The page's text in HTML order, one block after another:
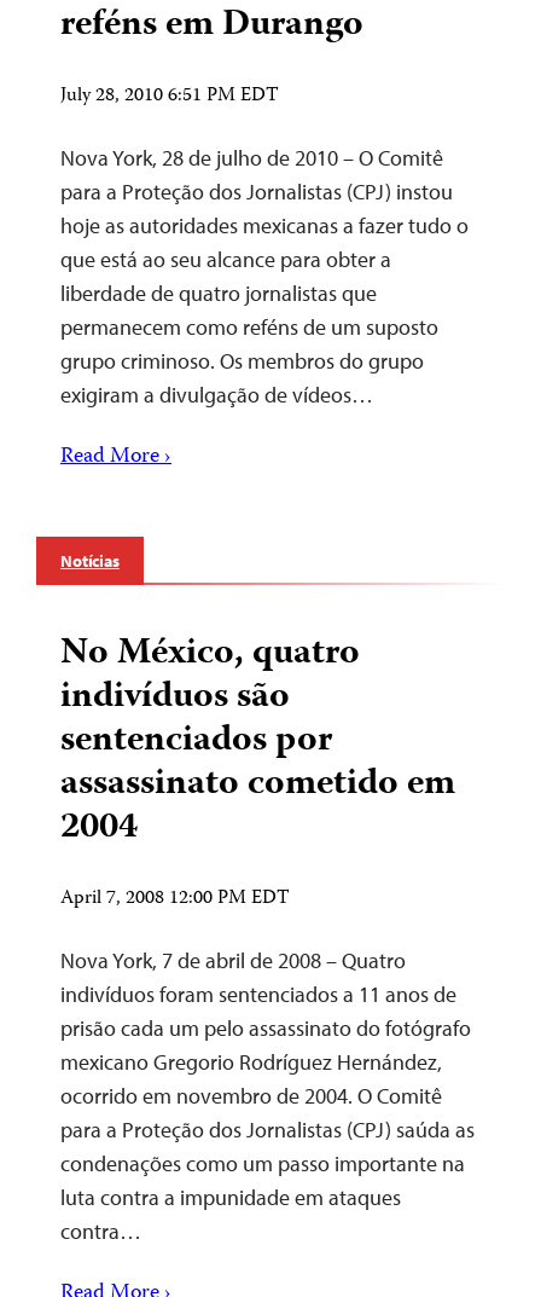
reféns em Durango
July 28, 2010 6:51 PM EDT
Nova York, 28 de julho de 2010 – O Comitê
para a Proteção dos Jornalistas (CPJ) instou
hoje as autoridades mexicanas a fazer tudo o
que está ao seu alcance para obter a
liberdade de quatro jornalistas que
permanecem como reféns de um suposto
grupo criminoso. Os membros do grupo
exigiram a divulgação de vídeos…
Read More ›
Notícias
No México, quatro
indivíduos são
sentenciados por
assassinato cometido em
2004
April 7, 2008 12:00 PM EDT
Nova York, 7 de abril de 2008 – Quatro
indivíduos foram sentenciados a 11 anos de
prisão cada um pelo assassinato do fotógrafo
mexicano Gregorio Rodríguez Hernández,
ocorrido em novembro de 2004. O Comitê
para a Proteção dos Jornalistas (CPJ) saúda as
condenações como um passo importante na
luta contra a impunidade em ataques
contra…